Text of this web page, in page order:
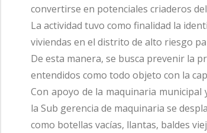
convertirse en potenciales criaderos
La actividad tuvo como finalidad la
viviendas en el distrito de alto riesgo
De esta manera, se busca prevenir la
entendidos como todo objeto con la
Con apoyo de la maquinaria municipal
la Sub gerencia de maquinaria se
como botellas vacías, llantas, baldes